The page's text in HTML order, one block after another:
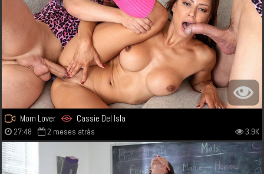
Mom Lover Cassie Del Isla
27:48 2 meses atrás 3.9K